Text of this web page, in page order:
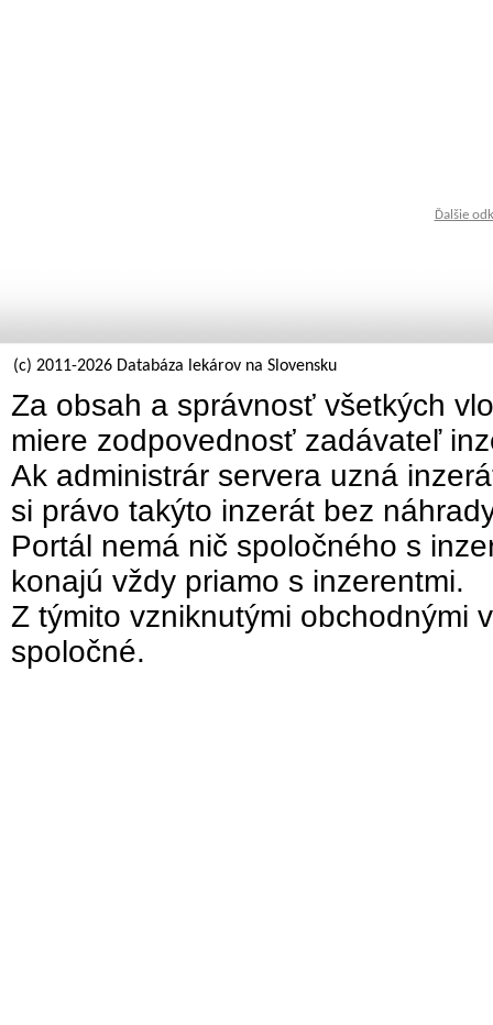
Ďalšie
(c) 2011-2026 Databáza lekárov na Slovensku
Za obsah a správnosť všetkých
miere zodpovednosť zadávateľ
Ak administrár servera uzná
si právo takýto inzerát bez
Portál nemá nič spoločného s
konajú vždy priamo s inzerentmi.
Z týmito vzniknutými obchodnými
spoločné.